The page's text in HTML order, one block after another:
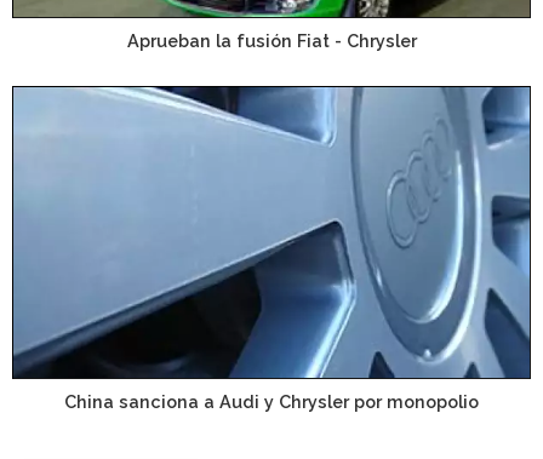
Aprueban la fusión Fiat - Chrysler
China sanciona a Audi y Chrysler por monopolio